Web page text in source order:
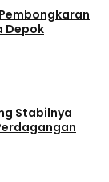
Depok
Stabilnya